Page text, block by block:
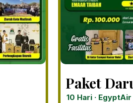
Paket
10 Hari · EgyptAir